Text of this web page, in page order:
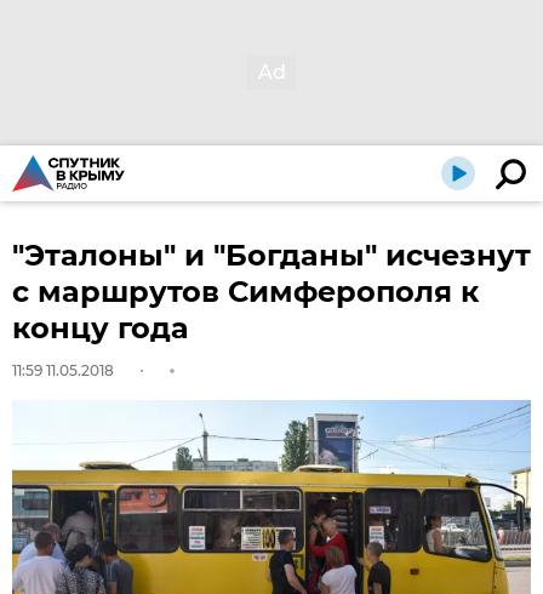
"Эталоны" и "Богданы" исчезнут
с маршрутов Симферополя к
концу года
11:59 11.05.2018